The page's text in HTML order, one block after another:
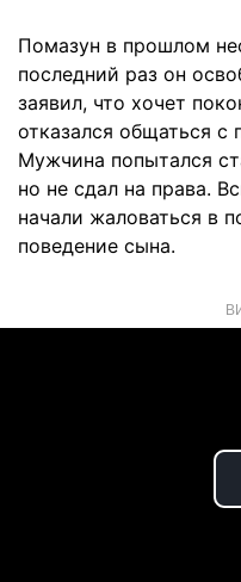
Помазун в прошлом
последний раз он
заявил, что хочет
отказался общаться
Мужчина попытался
но не сдал на права.
начали жаловаться в
поведение сына.